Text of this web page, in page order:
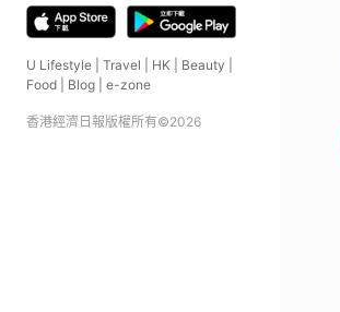
U Lifestyle Travel HK Beauty
Food
Blog e-zone
香港經濟日報版權所有©2026